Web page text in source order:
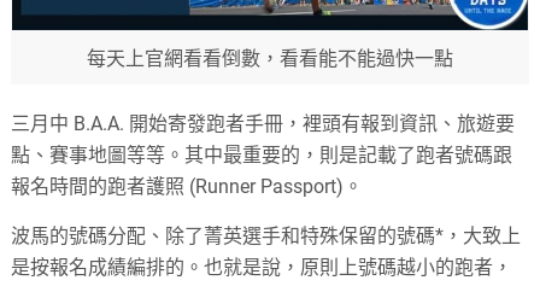
每天上官網看看倒數，看看能不能過快一點
三月中 B.A.A. 開始寄發跑者手冊，裡頭有報到資訊、旅遊要
點、賽事地圖等等。其中最重要的，則是記載了跑者號碼跟
報名時間的跑者護照 (Runner Passport)。
波馬的號碼分配、除了菁英選手和特殊保留的號碼*，大致上
是按報名成績編排的。也就是說，原則上號碼越小的跑者，